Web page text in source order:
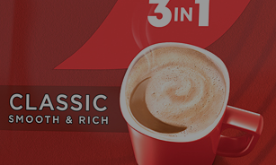
Káva Nescafé Classic 3in1